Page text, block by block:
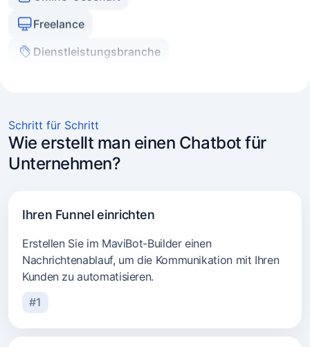
Dienstleistungsbranche
Immobilienagenturen
Marketer und Agenturen
Transportdienste
Beauty-Branche
Schritt für Schritt
Wie erstellt man einen Chatbot für
Unternehmen?
Ihren Funnel einrichten
Erstellen Sie im MaviBot-Builder einen
Nachrichtenablauf, um die Kommunikation mit Ihren
Kunden zu automatisieren.
#1